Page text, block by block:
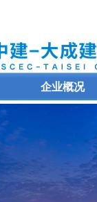
企业概况